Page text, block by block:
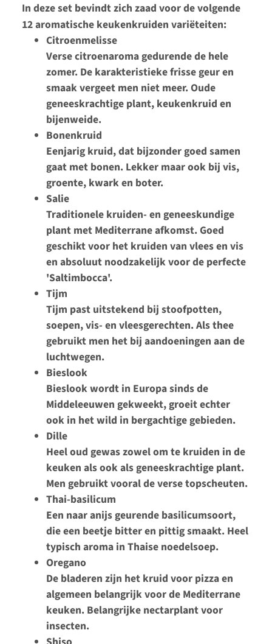
In deze set bevindt zich zaad voor de volgende
12 aromatische keukenkruiden variëteiten:
Citroenmelisse
Verse citroenaroma gedurende de hele
zomer. De karakteristieke frisse geur en
smaak vergeet men niet meer. Oude
geneeskrachtige plant, keukenkruid en
bijenweide.
Bonenkruid
Eenjarig kruid, dat bijzonder goed samen
gaat met bonen. Lekker maar ook bij vis,
groente, kwark en boter.
Salie
Traditionele kruiden- en geneeskundige
plant met Mediterrane afkomst. Goed
geschikt voor het kruiden van vlees en vis
en absoluut noodzakelijk voor de perfecte
'Saltimbocca'.
Tijm
Tijm past uitstekend bij stoofpotten,
soepen, vis- en vleesgerechten. Als thee
gebruikt men het bij aandoeningen aan de
luchtwegen.
Bieslook
Bieslook wordt in Europa sinds de
Middeleeuwen gekweekt, groeit echter
ook in het wild in bergachtige gebieden.
Dille
Heel oud gewas zowel om te kruiden in de
keuken als ook als geneeskrachtige plant.
Men gebruikt vooral de verse topscheuten.
Thai-basilicum
Een naar anijs geurende basilicumsoort,
die een beetje bitter en pittig smaakt. Heel
typisch aroma in Thaise noedelsoep.
Oregano
De bladeren zijn het kruid voor pizza en
algemeen belangrijk voor de Mediterrane
keuken. Belangrijke nectarplant voor
insecten.